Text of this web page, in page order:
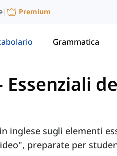
| Premium
Grammatica
Essenziali
inglese sugli elementi
preparate per